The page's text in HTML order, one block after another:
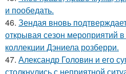
и пообедать.
46. Зендая вновь
открывая сезон мероприятий
коллекции Дэниела розберри.
47. Александр Головин и его